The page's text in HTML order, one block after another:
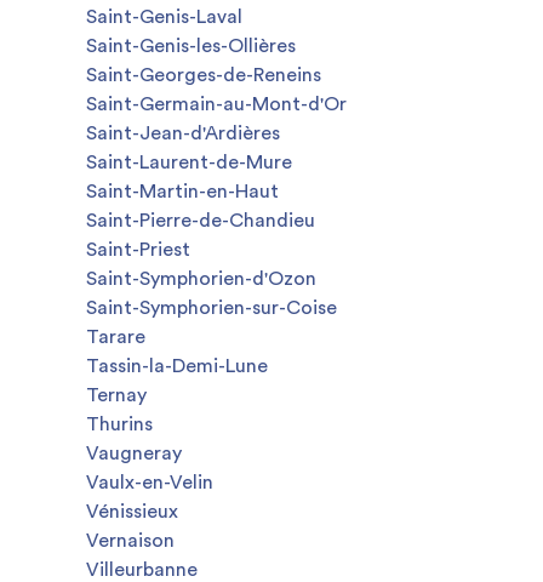
Saint-Genis-Laval
Saint-Genis-les-Ollières
Saint-Georges-de-Reneins
Saint-Germain-au-Mont-d'Or
Saint-Jean-d'Ardières
Saint-Laurent-de-Mure
Saint-Martin-en-Haut
Saint-Pierre-de-Chandieu
Saint-Priest
Saint-Symphorien-d'Ozon
Saint-Symphorien-sur-Coise
Tarare
Tassin-la-Demi-Lune
Ternay
Thurins
Vaugneray
Vaulx-en-Velin
Vénissieux
Vernaison
Villeurbanne